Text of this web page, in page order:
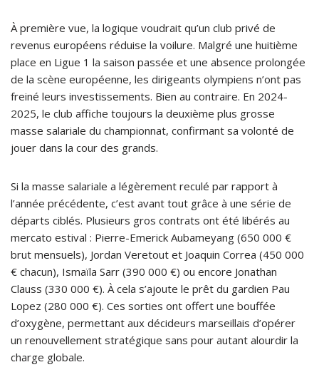
À première vue, la logique voudrait qu’un club privé de
revenus européens réduise la voilure. Malgré une huitième
place en Ligue 1 la saison passée et une absence prolongée
de la scène européenne, les dirigeants olympiens n’ont pas
freiné leurs investissements. Bien au contraire. En 2024-
2025, le club affiche toujours la deuxième plus grosse
masse salariale du championnat, confirmant sa volonté de
jouer dans la cour des grands.
Si la masse salariale a légèrement reculé par rapport à
l’année précédente, c’est avant tout grâce à une série de
départs ciblés. Plusieurs gros contrats ont été libérés au
mercato estival : Pierre-Emerick Aubameyang (650 000 €
brut mensuels), Jordan Veretout et Joaquin Correa (450 000
€ chacun), Ismaïla Sarr (390 000 €) ou encore Jonathan
Clauss (330 000 €). À cela s’ajoute le prêt du gardien Pau
Lopez (280 000 €). Ces sorties ont offert une bouffée
d’oxygène, permettant aux décideurs marseillais d’opérer
un renouvellement stratégique sans pour autant alourdir la
charge globale.